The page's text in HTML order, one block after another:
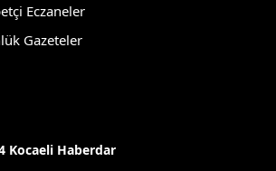
Eczaneler
Gazeteler
Kocaeli Haberdar